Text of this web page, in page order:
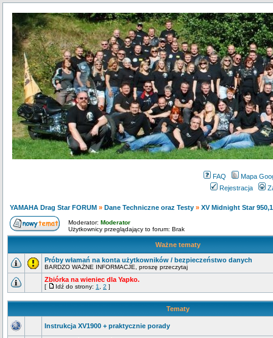
FAQ
Mapa
Rejestracja
YAMAHA Drag Star FORUM » Dane Techniczne oraz Testy » XV Midnight Star
Moderator: Moderator
Użytkownicy przeglądający to forum: Brak
Ważne tematy
Próby włamań na konta użytkowników / bezpieczeństwo danych
BARDZO WAŻNE INFORMACJE, proszę przeczytaj
Zbiórka na wieniec dla Yapko.
[ Idź do strony: 1 2 ]
Tematy
Instrukcja XV1900 + praktycznie porady